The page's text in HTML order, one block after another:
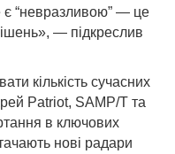
“невразливою” — це
— підкреслив
кількість сучасних
Patriot, SAMP/T та
в ключових
нові радари